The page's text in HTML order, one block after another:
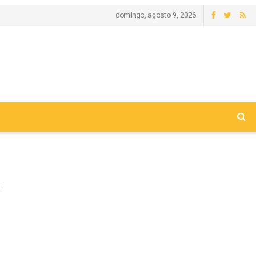
domingo, agosto 9, 2026